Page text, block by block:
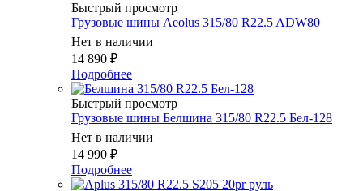
Быстрый просмотр
Грузовые шины Aeolus 315/80 R22.5 ADW80
Нет в наличии
14 890 ₽
Подробнее
Быстрый просмотр
Грузовые шины Белшина 315/80 R22.5 Бел-128
Нет в наличии
14 990 ₽
Подробнее